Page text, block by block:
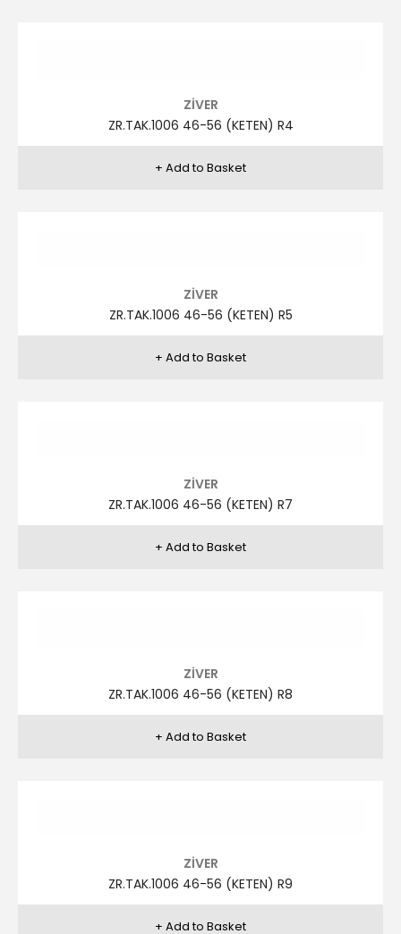
ZİVER
ZR.TAK.1006 46-56 (KETEN) R13
ZİVER
ZR.TAK.1006 46-56 (KETEN) R14
ZİVER
ZR.TAK.1006 46-56 (KETEN) R17
ZİVER
ZR.TAK.1004 46-56 R4
ZİVER
ZR.TAK.1004 46-56 R5